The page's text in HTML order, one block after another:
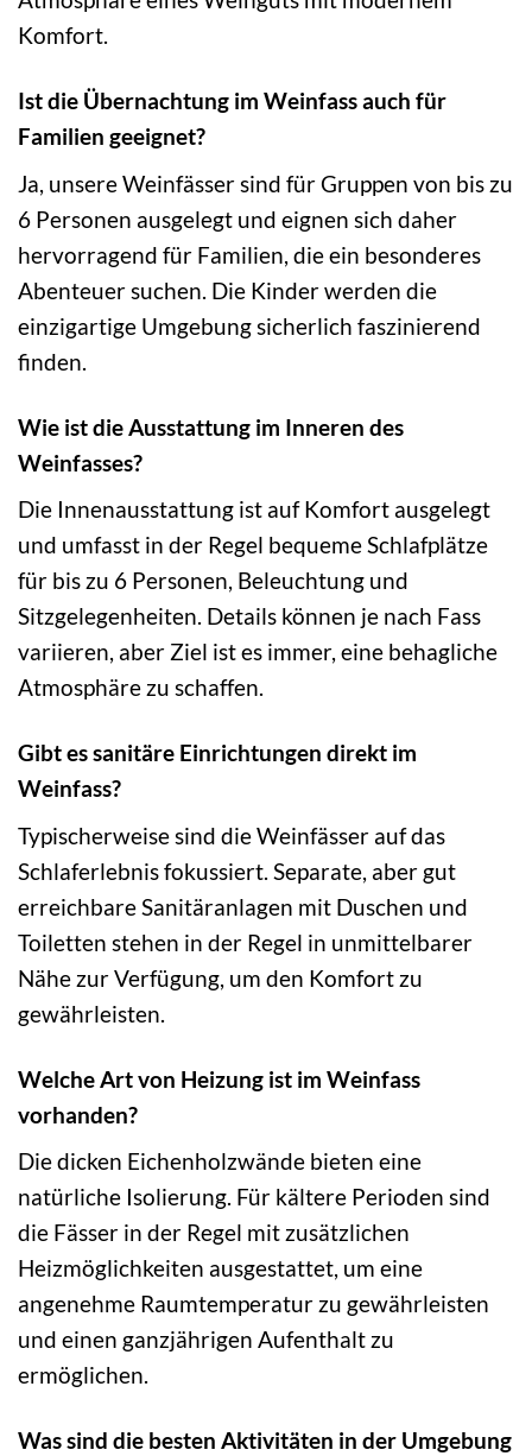
Komfort.
Ist die Übernachtung im Weinfass auch für
Familien geeignet?
Ja, unsere Weinfässer sind für Gruppen von bis zu
6 Personen ausgelegt und eignen sich daher
hervorragend für Familien, die ein besonderes
Abenteuer suchen. Die Kinder werden die
einzigartige Umgebung sicherlich faszinierend
finden.
Wie ist die Ausstattung im Inneren des
Weinfasses?
Die Innenausstattung ist auf Komfort ausgelegt
und umfasst in der Regel bequeme Schlafplätze
für bis zu 6 Personen, Beleuchtung und
Sitzgelegenheiten. Details können je nach Fass
variieren, aber Ziel ist es immer, eine behagliche
Atmosphäre zu schaffen.
Gibt es sanitäre Einrichtungen direkt im
Weinfass?
Typischerweise sind die Weinfässer auf das
Schlaferlebnis fokussiert. Separate, aber gut
erreichbare Sanitäranlagen mit Duschen und
Toiletten stehen in der Regel in unmittelbarer
Nähe zur Verfügung, um den Komfort zu
gewährleisten.
Welche Art von Heizung ist im Weinfass
vorhanden?
Die dicken Eichenholzwände bieten eine
natürliche Isolierung. Für kältere Perioden sind
die Fässer in der Regel mit zusätzlichen
Heizmöglichkeiten ausgestattet, um eine
angenehme Raumtemperatur zu gewährleisten
und einen ganzjährigen Aufenthalt zu
ermöglichen.
Was sind die besten Aktivitäten in der Umgebung